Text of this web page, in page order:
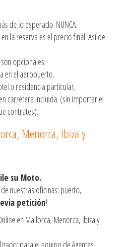
de lo esperado. NUNCA.
la reserva es el precio final. Así de
opcionales.
en el aeropuerto.
o residencia particular.
carretera incluida. (sin importar el
contrates).
Menorca, Ibiza y
su Moto.
nuestras oficinas: puerto,
petición!
en Mallorca, Menorca, Ibiza y
para el equipo de Agentes